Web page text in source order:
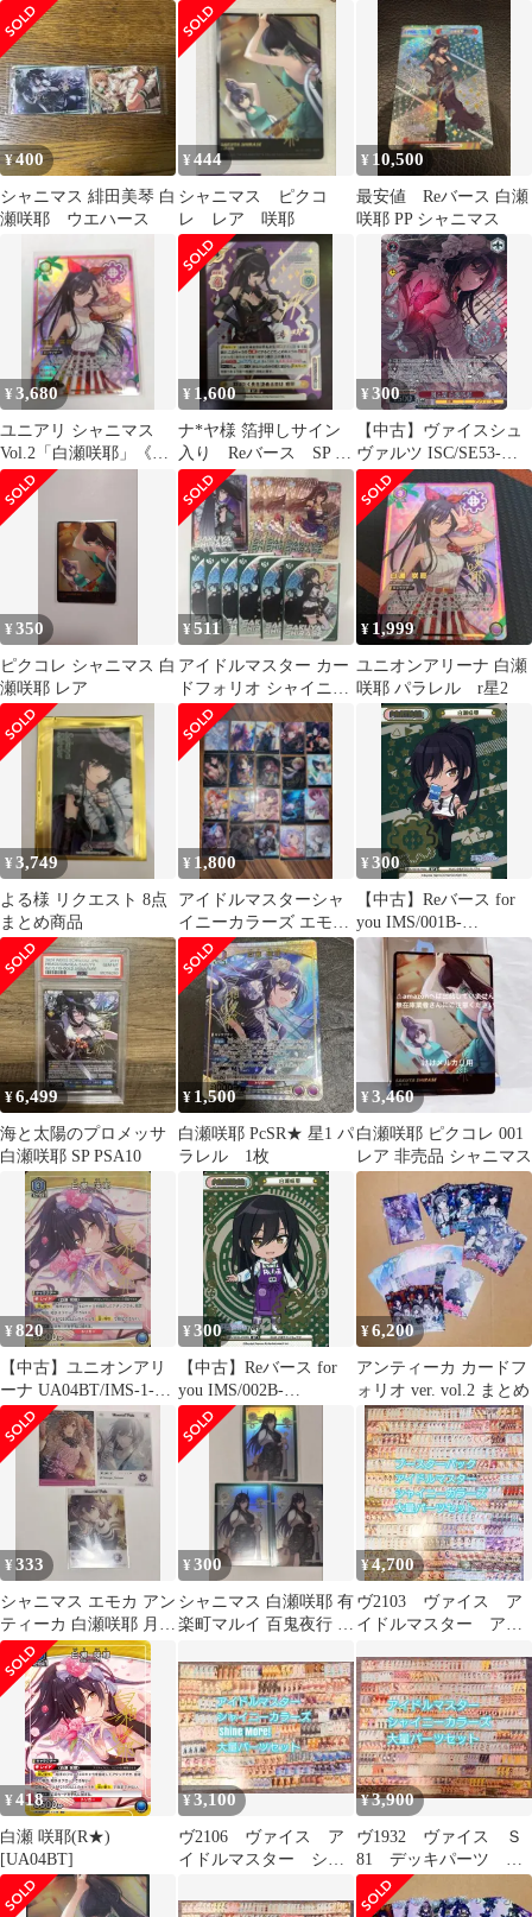
ィーカ 公式ラバースト
ラップ
プロメッサ 白瀬咲
耶 SP サイン お
¥400
シャニマス 緋田美琴 白
瀬咲耶 ウエハース
¥444
シャニマス ピクコ
レ レア 咲耶
¥ 10,500
最安値 Reバース 白瀬
咲耶 PP シャニマス
¥3,680
ユニアリ シャニマス
Vol.2「白瀬咲耶」《パ
ラレル》R★★（レア
★★）
¥ 1,600
ナ*ヤ様 箔押しサイン
入り Reバース SP 羽
ばたく先を決めるのは
咲耶
¥300
【中古】ヴァイスシュ
ヴァルツ ISC/SE53-
42WIR[WIR]：(ホロ)渦
と淵 白瀬咲耶
¥350
ピクコレ シャニマス 白
瀬咲耶 レア
¥511
アイドルマスター カー
ドフォリオ シャイニー
カラーズ 白瀬咲耶
¥ 1,999
ユニオンアリーナ 白瀬
咲耶 パラレル r星2
¥3,749
よる様 リクエスト 8点
まとめ商品
¥ 1,800
アイドルマスターシャ
イニーカラーズ エモカ
ブラックレアカードセ
ット
¥300
【中古】Reバース for
you IMS/001B-
P022[BP]：白瀬咲耶(金
箔押し)
¥6,499
海と太陽のプロメッサ
白瀬咲耶 SP PSA10
¥ 1,500
白瀬咲耶 PcSR★ 星1 パ
ラレル 1枚
¥3,460
白瀬咲耶 ピクコレ 001
レア 非売品 シャニマス
¥820
【中古】ユニオンアリ
ーナ UA04BT/IMS-1-
036[R★]：(キラ)白瀬
咲耶
¥300
【中古】Reバース for
you IMS/002B-
P006S[BP]：白瀬咲耶
¥6,200
アンティーカ カードフ
ォリオ ver. vol.2 まとめ
¥333
シャニマス エモカ アン
ティーカ 白瀬咲耶 月岡
恋鐘 田中摩美々 サイン
¥300
シャニマス 白瀬咲耶 有
楽町マルイ 百鬼夜行 ト
¥4,700
ヴ2103 ヴァイス ア
イドルマスター アイ
¥418
白瀬 咲耶(R★)
[UA04BT]
¥3,100
ヴ2106 ヴァイス ア
イドルマスター シャ
キ パーツ
¥3,900
ヴ1932 ヴァイス Ｓ
81 デッキパーツ ア
イドルマスター シャイ
ニーカラーズ